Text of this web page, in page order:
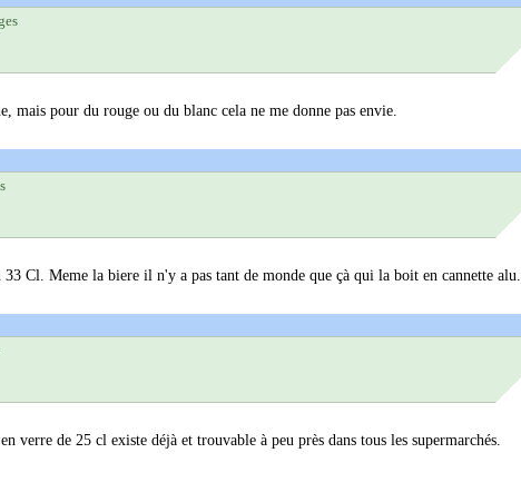
mais pour du rouge ou du blanc cela ne me donne pas envie.
Cl. Meme la biere il n'y a pas tant de monde que çà qui la boit en cannette alu.
verre de 25 cl existe déjà et trouvable à peu près dans tous les supermarchés.